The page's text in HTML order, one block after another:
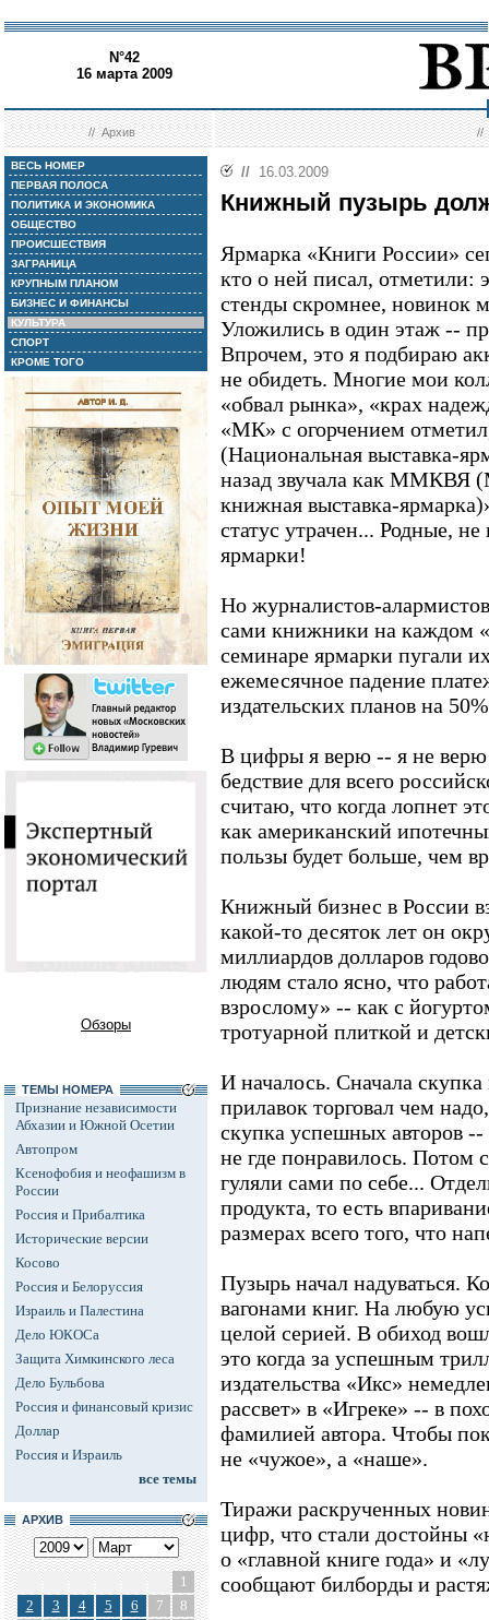
N°42
16 марта 2009
//Архив //
ВЕСЬ НОМЕР
ПЕРВАЯ ПОЛОСА
ПОЛИТИКА И ЭКОНОМИКА
ОБЩЕСТВО
ПРОИСШЕСТВИЯ
ЗАГРАНИЦА
КРУПНЫМ ПЛАНОМ
БИЗНЕС И ФИНАНСЫ
КУЛЬТУРА
СПОРТ
КРОМЕ ТОГО
Обзоры
ТЕМЫ НОМЕРА
Признание независимости
Абхазии и Южной Осетии
Автопром
Ксенофобия и неофашизм в
России
Россия и Прибалтика
Исторические версии
Косово
Россия и Белоруссия
Израиль и Палестина
Дело ЮКОСа
Защита Химкинского леса
Дело Бульбова
Россия и финансовый кризис
Доллар
Россия и Израиль
все темы
АРХИВ
1
2
3 4 5 6 7
8
// 16.03.2009
Книжный пузырь
Ярмарка «Книги России»
кто о ней писал, отметили:
стенды скромнее, новинок
Уложились в один этаж --
Впрочем, это я подбираю
не обидеть. Многие мои
«обвал рынка», «крах
«МК» с огорчением
(Национальная выставка-
назад звучала как ММКВЯ
книжная выставка-
статус утрачен... Родные,
ярмарки!
Но журналистов-
сами книжники на каждом
семинаре ярмарки пугали
ежемесячное падение
издательских планов на
В цифры я верю -- я не верю
бедствие для всего
считаю, что когда лопнет
как американский
пользы будет больше, чем
Книжный бизнес в России
какой-то десяток лет он
миллиардов долларов
людям стало ясно, что
взрослому» -- как с
тротуарной плиткой и
И началось. Сначала
прилавок торговал чем
скупка успешных авторов --
не где понравилось. Потом
гуляли сами по себе...
продукта, то есть
размерах всего того, что
Пузырь начал надуваться.
вагонами книг. На любую
целой серией. В обиход
это когда за успешным
издательства «Икс»
рассвет» в «Игреке» -- в
фамилией автора. Чтобы
не «чужое», а «наше».
Тиражи раскрученных
цифр, что стали достойны
о «главной книге года» и
сообщают билборды и